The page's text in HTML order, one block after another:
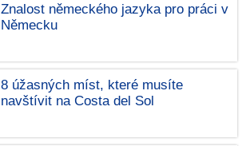
Znalost německého jazyka pro práci v
Německu
8 úžasných míst, které musíte
navštívit na Costa del Sol